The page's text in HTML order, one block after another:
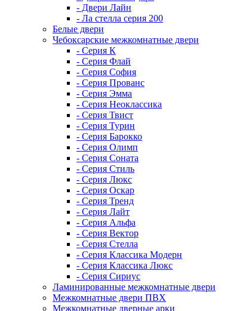
- Двери Лайн
- Ла стелла серия 200
Белые двери
Чебоксарские межкомнатные двери
- Серия К
- Серия Флай
- Серия София
- Серия Прованс
- Серия Эмма
- Серия Неоклассика
- Серия Твист
- Серия Турин
- Серия Барокко
- Серия Олимп
- Серия Соната
- Серия Стиль
- Серия Люкс
- Серия Оскар
- Серия Тренд
- Серия Лайт
- Серия Альфа
- Серия Вектор
- Серия Стелла
- Серия Классика Модерн
- Серия Классика Люкс
- Серия Сириус
Ламинированные межкомнатные двери
Межкомнатные двери ПВХ
Межкомнатные дверные арки